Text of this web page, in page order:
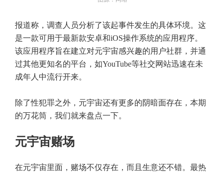
报道称，调查人员分析了该起事件发生的具体环境。这
是一款可用于最新款安卓和iOS操作系统的应用程序。
该应用程序旨在建立对元宇宙感兴趣的用户社群，并通
过其他更知名的平台，如YouTube等社交网站迅速在未
成年人中流行开来。
除了性犯罪之外，元宇宙还有更多的阴暗面存在，本期
的万花筒，我们就来盘点一下。
元宇宙赌场
在元宇宙里面，赌场不仅存在，而且生意还不错。最热